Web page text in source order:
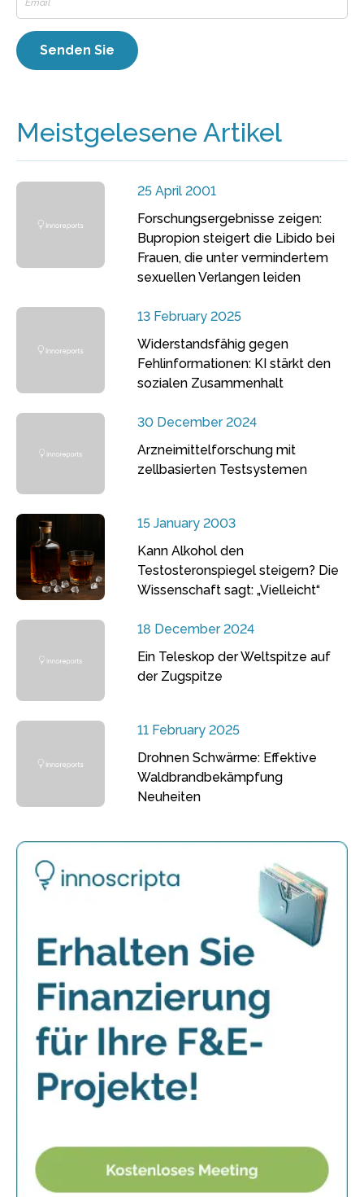
Meistgelesene Artikel
25 April 2001
Forschungsergebnisse zeigen:
Bupropion steigert die Libido bei
Frauen, die unter vermindertem
sexuellen Verlangen leiden
13 February 2025
Widerstandsfähig gegen
Fehlinformationen: KI stärkt den
sozialen Zusammenhalt
30 December 2024
Arzneimittelforschung mit
zellbasierten Testsystemen
15 January 2003
Kann Alkohol den
Testosteronspiegel steigern? Die
Wissenschaft sagt: „Vielleicht“
18 December 2024
Ein Teleskop der Weltspitze auf
der Zugspitze
11 February 2025
Drohnen Schwärme: Effektive
Waldbrandbekämpfung
Neuheiten